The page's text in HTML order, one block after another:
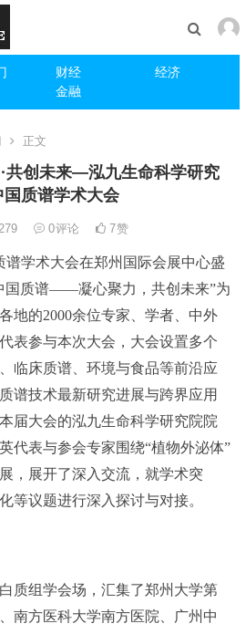
财经
经济
金融
正文
共创未来—泓九生命科学研究
国质谱学术大会
0评论 7赞
谱学术大会在郑州国际会展中心盛
国质谱——凝心聚力，共创未来”为
地的2000余位专家、学者、中外
表参与本次大会，大会设置多个
临床质谱、环境与食品等前沿应
谱技术最新研究进展与跨界应用
届大会的泓九生命科学研究院院
代表与参会专家围绕“植物外泌体”
，展开了深入交流，就学术突
等议题进行深入探讨与对接。
质组学会场，汇集了郑州大学第
南方医科大学南方医院、广州中